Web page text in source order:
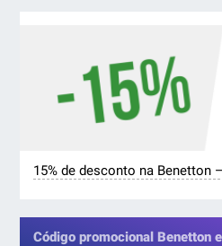
15% de desconto na Benetton
Código promocional Benetton